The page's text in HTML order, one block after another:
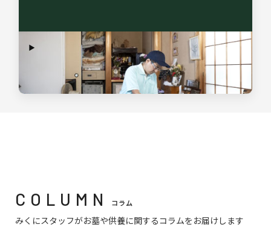
終活のお手伝い
生活支援から、身元保証、不動産支援、葬送支援、遺品・生
前整理まで全て対応可能です。
COLUMN コラム
みくにスタッフがお墓や供養に関するコラムをお届けします